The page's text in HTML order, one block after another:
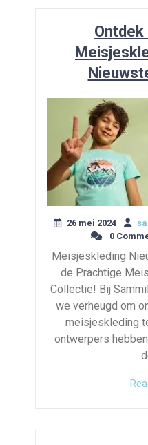
Ontdek
26 mei 2024
0
Meisjeskleding
de Prachtige
Collectie! Bij
we verheugd om
meisjeskleding
ontwerpers